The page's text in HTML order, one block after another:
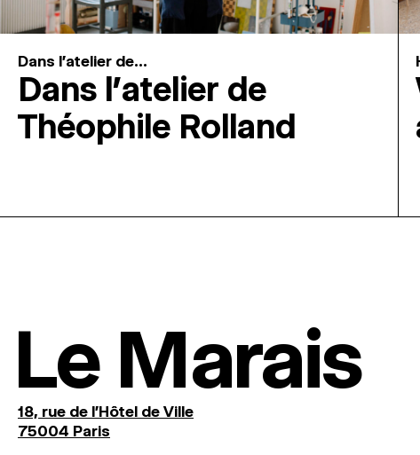
Dans l'atelier de...
Dans l’atelier de
Théophile Rolland
Le Marais
18, rue de l'Hôtel de Ville
75004 Paris